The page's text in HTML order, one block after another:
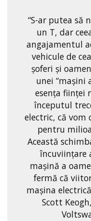
“S-ar putea să
un T, dar
angajamentul
vehicule de
șoferi și
unei “mașini
esenţa ființei
începutul
electric, că vom
pentru
Această
încuviințare
mașină a
fermă că
mașina
Scott